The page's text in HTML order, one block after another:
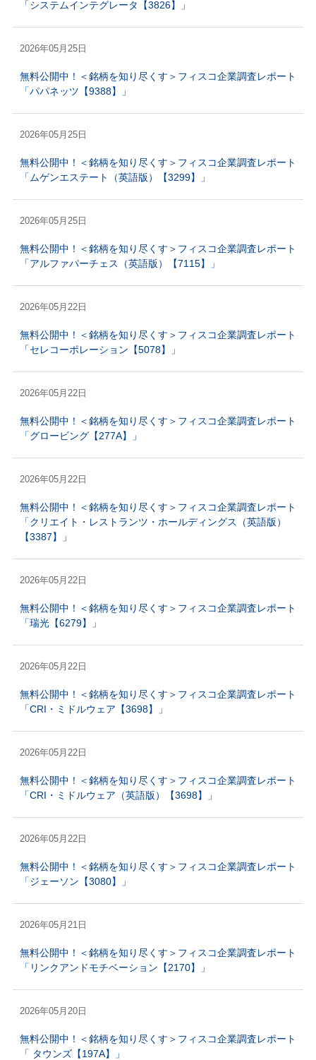
「システムインテグレータ【3826】」
2026年05月25日
無料公開中！＜銘柄を知り尽くす＞フィスコ企業調査レポート
「パパネッツ【9388】」
2026年05月25日
無料公開中！＜銘柄を知り尽くす＞フィスコ企業調査レポート
「ムゲンエステート（英語版）【3299】」
2026年05月25日
無料公開中！＜銘柄を知り尽くす＞フィスコ企業調査レポート
「アルファパーチェス（英語版）【7115】」
2026年05月22日
無料公開中！＜銘柄を知り尽くす＞フィスコ企業調査レポート
「セレコーポレーション【5078】」
2026年05月22日
無料公開中！＜銘柄を知り尽くす＞フィスコ企業調査レポート
「グロービング【277A】」
2026年05月22日
無料公開中！＜銘柄を知り尽くす＞フィスコ企業調査レポート
「クリエイト・レストランツ・ホールディングス（英語版）
【3387】」
2026年05月22日
無料公開中！＜銘柄を知り尽くす＞フィスコ企業調査レポート
「瑞光【6279】」
2026年05月22日
無料公開中！＜銘柄を知り尽くす＞フィスコ企業調査レポート
「CRI・ミドルウェア【3698】」
2026年05月22日
無料公開中！＜銘柄を知り尽くす＞フィスコ企業調査レポート
「CRI・ミドルウェア（英語版）【3698】」
2026年05月22日
無料公開中！＜銘柄を知り尽くす＞フィスコ企業調査レポート
「ジェーソン【3080】」
2026年05月21日
無料公開中！＜銘柄を知り尽くす＞フィスコ企業調査レポート
「リンクアンドモチベーション【2170】」
2026年05月20日
無料公開中！＜銘柄を知り尽くす＞フィスコ企業調査レポート
「 タウンズ【197A】」